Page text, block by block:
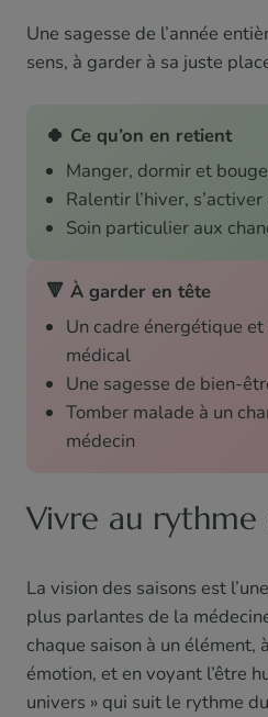
Une sagesse de l’année
sens, à garder à sa juste
🍀 Ce qu’on en retient
Manger, dormir et
Ralentir l’hiver,
Soin particulier aux
🔻 À garder en tête
Un cadre énergétique
médical
Une sagesse de bien-
Tomber malade à un
médecin
Vivre au
La vision des saisons est
plus parlantes de la
chaque saison à un élément,
émotion, et en voyant l’être
univers » qui suit le rythme